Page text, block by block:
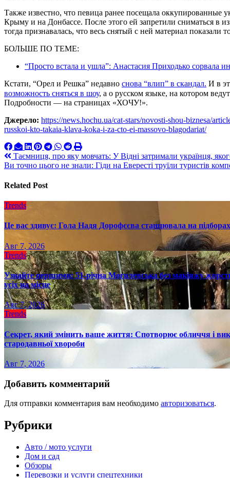
Также известно, что певица ранее посещала оккупированные
Крыму и на Донбассе. После этого ей запретили сниматься в
тогда признавалась, что весь снятый с ней материал показали
БОЛЬШЕ ПО ТЕМЕ:
“Просто встала и ушла”: Анастасия Приходько сорвала
Кстати, “Орел и Решка” недавно снова “влип” в скандал. И в
возможность сняться в шоу, а о русском языке, на котором
Подробности — на страницах «ХОЧУ!».
Джерело: https://news.hochu.ua/cat-stars/novosti-shou-biznesa/
russkoi-kto-takaia-klava-koka-i-za-cto-ei-massovo-blagodariat/
Навигация
по
записям
Таємниця, про яку мовчать: У Відні затримали українця,
Ви точно цього не знали: Гіди на Евересті труїли туристів
Related Post
Trends
Це вас здивує: Гола Надя Дорофєєва станцювала на
Авг 7, 2026
Trends
Узнайте першими: 51-річна Могилевська без макіяжу
усіх на місце
Авг 7, 2026
Trends
Секрет, який змінить ваше життя: Спотворює обличчя і
стародавньої хвороби
Авг 7, 2026
Добавить комментарий
Для отправки комментария вам необходимо авторизоваться.
Рубрики
Авто / мото услуги
Дом и сад
Обзоры
Перевозки и услуги спецтехники